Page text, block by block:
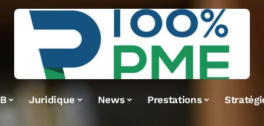
Juridique News Prestations